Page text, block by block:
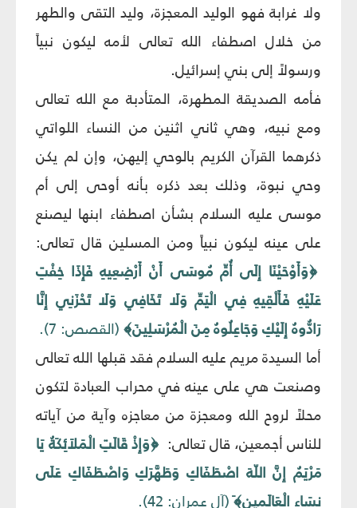
ولا غرابة فهو الوليد المعجزة، وليد التقى والطهر
من خلال اصطفاء الله تعالى لأمه ليكون نبياً
ورسولاً إلى بني إسرائيل.
فأمه الصديقة المطهرة، المتأدبة مع الله تعالى
ومع نبيه، وهي ثاني اثنين من النساء اللواتي
ذكرهما القرآن الكريم بالوحي إليهن، وإن لم يكن
وحي نبوة، وذلك بعد ذكره بأنه أوحى إلى أم
موسى عليه السلام بشأن اصطفاء ابنها ليصنع
على عينه ليكون نبياً ومن المسلين قال تعالى:
﴿وَأَوْحَيْنَا إِلَى أُمِّ مُوسَى أَنْ أَرْضِعِيهِ فَإِذَا خِفْتِ
عَلَيْهِ فَأَلْقِيهِ فِي الْيَمِّ وَلَا تَخَافِي وَلَا تَحْزَنِي إِنَّا
رَادُّوهُ إِلَيْكِ وَجَاعِلُوهُ مِنَ الْمُرْسَلِينَ﴾ (القصص: 7).
أما السيدة مريم عليه السلام فقد قبلها الله تعالى
وصنعت هي على عينه في محراب العبادة لتكون
محلاً لروح الله ومعجزة من معاجزه وآية من آياته
للناس أجمعين، قال تعالى: ﴿وَإِذْ قَالَتِ الْمَلاَئِكَةُ يَا
مَرْيَمُ إِنَّ اللّهَ اصْطَفَاكِ وَطَهَّرَكِ وَاصْطَفَاكِ عَلَى
نِسَاء الْعَالَمِين﴾َ(آل عمران: 42).